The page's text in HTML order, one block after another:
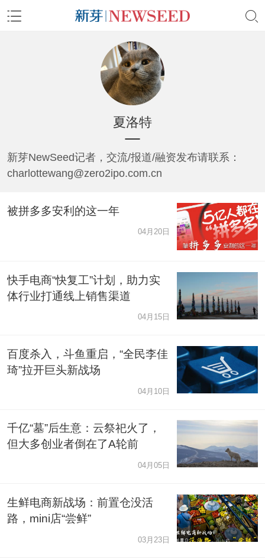
夏洛特
新芽NewSeed记者，交流/报道/融资发布请联系：
charlottewang@zero2ipo.com.cn
被拼多多安利的这一年
04月20日
快手电商“快复工”计划，助力实
体行业打通线上销售渠道
04月15日
百度杀入，斗鱼重启，“全民李佳
琦”拉开巨头新战场
04月10日
千亿“墓”后生意：云祭祀火了，
但大多创业者倒在了A轮前
04月05日
生鲜电商新战场：前置仓没活
路，mini店“尝鲜”
03月23日